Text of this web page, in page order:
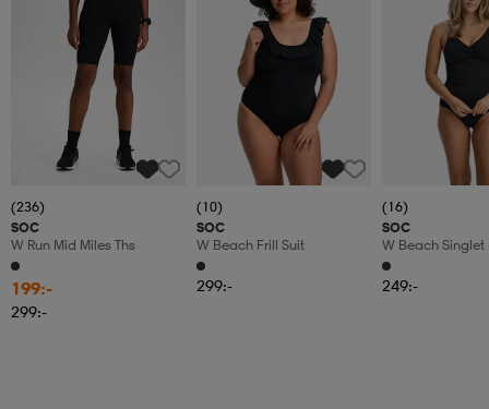
(236)
SOC
W Run Mid Miles Ths
199:-
299:-
(10)
SOC
W Beach Frill Suit
299:-
(16)
SOC
W Beach Singlet
249:-